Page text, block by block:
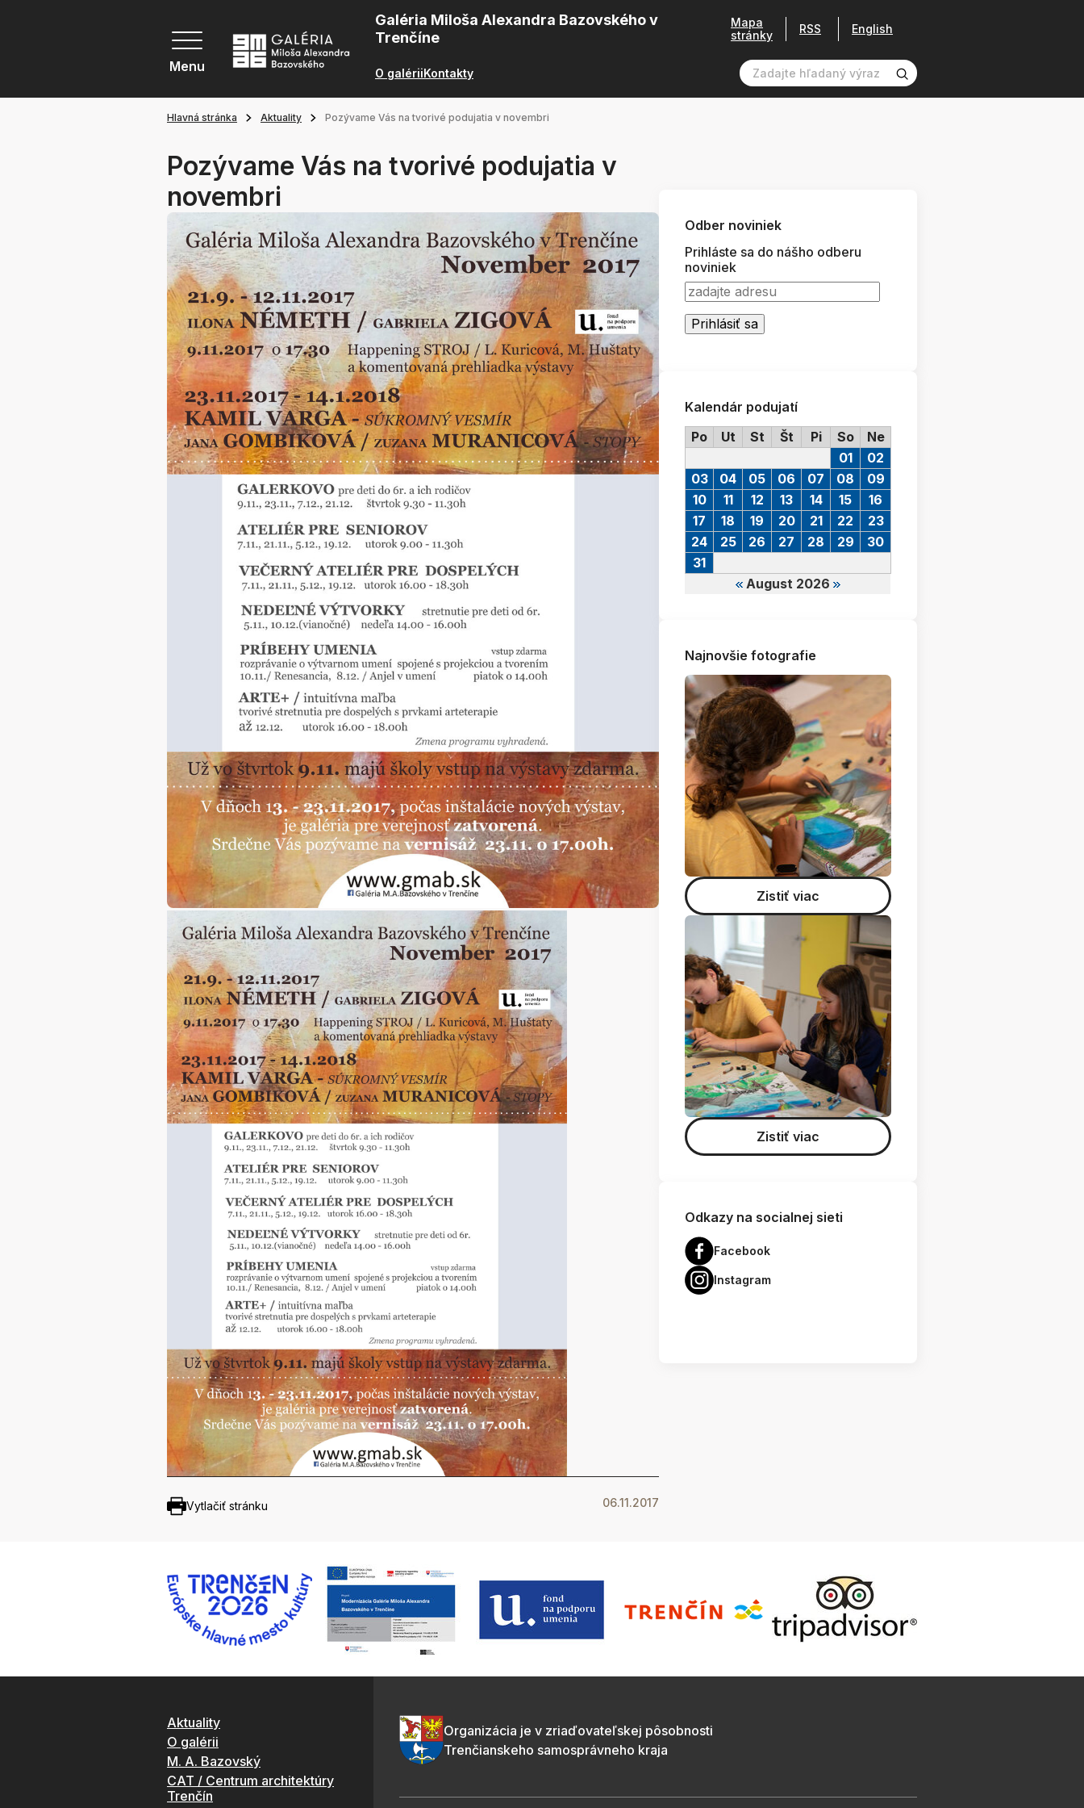
Menu
Galéria Miloša Alexandra Bazovského v
Trenčíne
O galériiKontakty
Mapa
stránky
RSS English
Hlavná stránka Aktuality Pozývame Vás na tvorivé podujatia v novembri
Pozývame Vás na tvorivé podujatia v
novembri
Vytlačiť stránku 06.11.2017
Odber noviniek
Prihláste sa do nášho odberu
noviniek
Kalendár podujatí
Po
Ut St Št Pi So Ne
August 2026
01
02
03
04 05 06 07 08
09
10
11 12 13 14 15
16
17
18 19 20 21 22
23
24
25 26 27 28 29
30
31
Najnovšie fotografie
Zistiť viac
Zistiť viac
Odkazy na socialnej sieti
Facebook
Instagram
Aktuality
O galérii
M. A. Bazovský
CAT / Centrum architektúry
Trenčín
Organizácia je v zriaďovateľskej pôsobnosti
Trenčianskeho samosprávneho kraja